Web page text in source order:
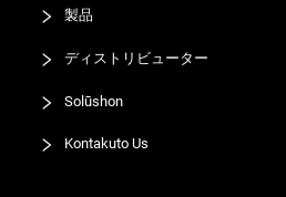
製品
ディストリビューター
Solūshon
Kontakuto Us